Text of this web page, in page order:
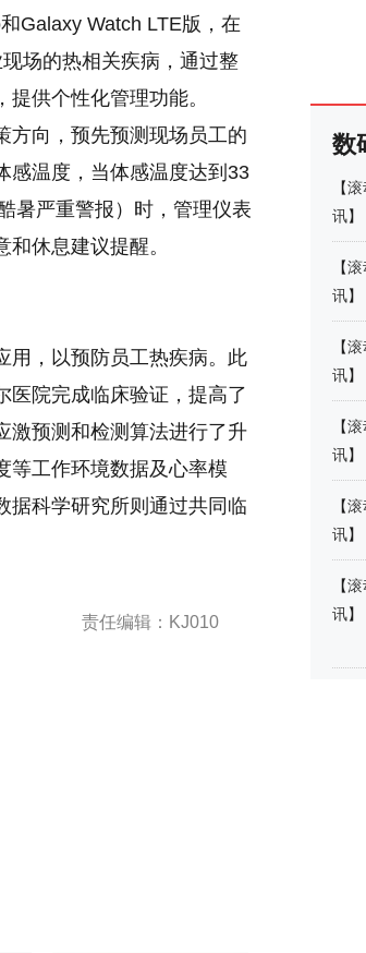
Galaxy Watch LTE版，在
场的热相关疾病，通过整
供个性化管理功能。
方向，预先预测现场员工的
感温度，当体感温度达到33
暑严重警报）时，管理仪表
休息建议提醒。
用，以预防员工热疾病。此
医院完成临床验证，提高了
激预测和检测算法进行了升
等工作环境数据及心率模
据科学研究所则通过共同临
责任编辑：KJ010
数
【滚
讯】
【滚
讯】
【滚
讯】
【滚
讯】
【滚
讯】
【滚
讯】